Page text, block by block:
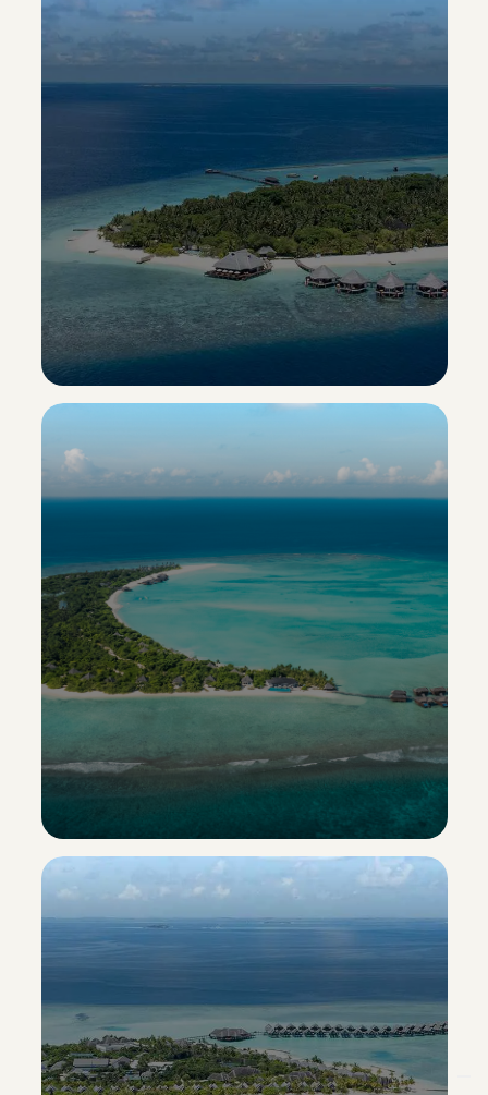
Scopri il resort ->
Hideaway Beach Resort & Spa
Esclusiva Sporting Vacanze
Scopri il resort ->